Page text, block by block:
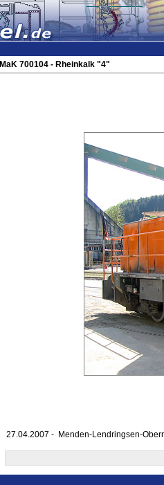
MaK 700104 - Rheinkalk "4"
27.04.2007 - Menden-Lendringsen-